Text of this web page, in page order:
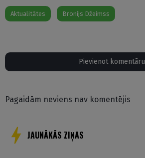
Aktualitātes Bronijs Džeimss
Pievienot komentāru
Pagaidām neviens nav komentējis
JAUNĀKĀS ZIŅAS